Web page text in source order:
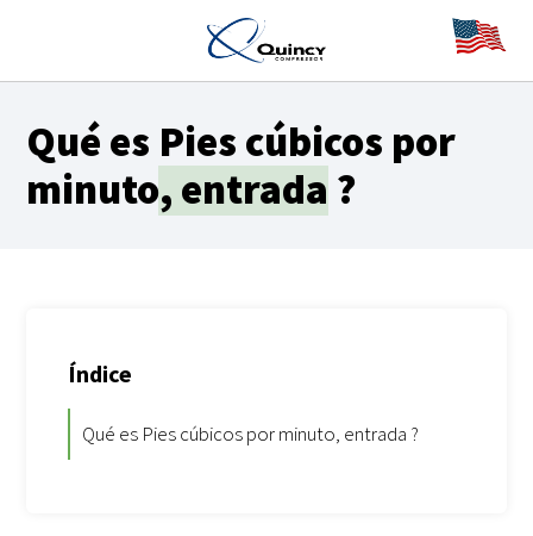
Qué es Pies cúbicos por
minuto, entrada ?
Índice
Qué es Pies cúbicos por minuto, entrada ?